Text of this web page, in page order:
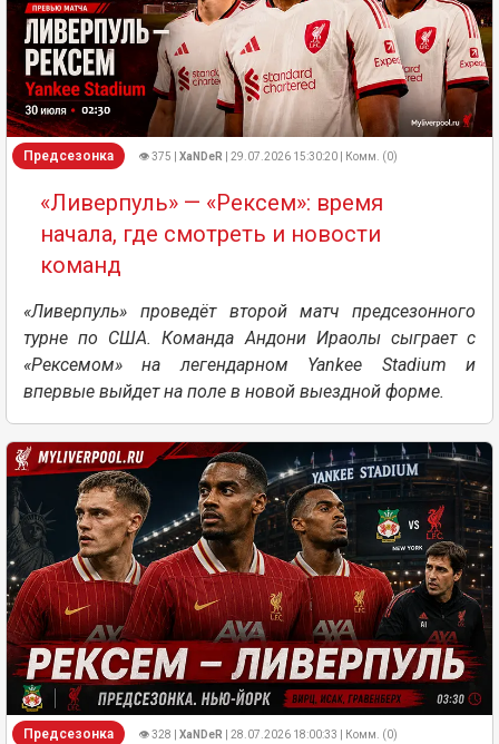
Предсезонка 👁 375 | XaNDeR | 29.07.2026 15:30:20 | Комм. (0)
«Ливерпуль» — «Рексем»: время
начала, где смотреть и новости
команд
«Ливерпуль» проведёт второй матч предсезонного
турне по США. Команда Андони Ираолы сыграет с
«Рексемом» на легендарном Yankee Stadium и
впервые выйдет на поле в новой выездной форме.
Предсезонка 👁 328 | XaNDeR | 28.07.2026 18:00:33 | Комм. (0)